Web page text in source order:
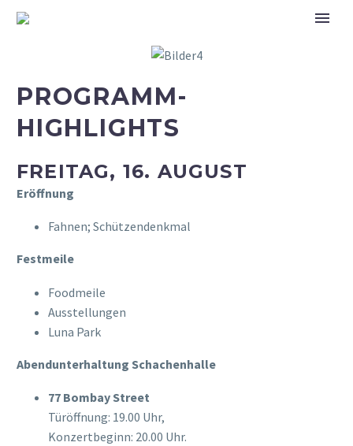
PROGRAMM-
HIGHLIGHTS
FREITAG, 16. AUGUST
Eröffnung
Fahnen; Schützendenkmal
Festmeile
Foodmeile
Ausstellungen
Luna Park
Abendunterhaltung Schachenhalle
77 Bombay Street
Türöffnung: 19.00 Uhr,
Konzertbeginn: 20.00 Uhr.